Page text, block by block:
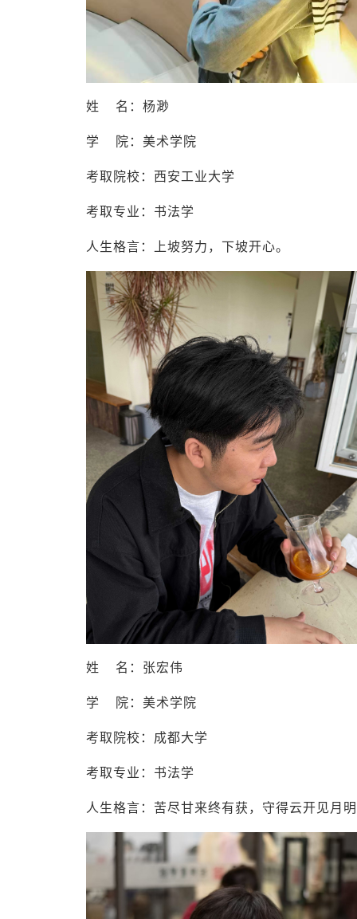
姓 名：杨渺
学 院：美术学院
考取院校：西安工业大学
考取专业：书法学
人生格言：上坡努力，下坡开心。
姓 名：张宏伟
学 院：美术学院
考取院校：成都大学
考取专业：书法学
人生格言：苦尽甘来终有获，守得云开见月